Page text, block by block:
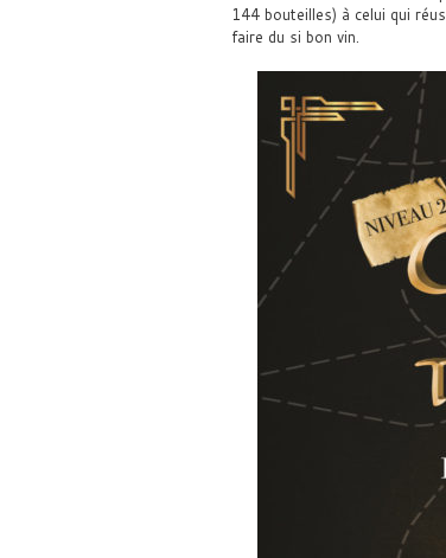
144 bouteilles) à celui qui
faire du si bon vin.